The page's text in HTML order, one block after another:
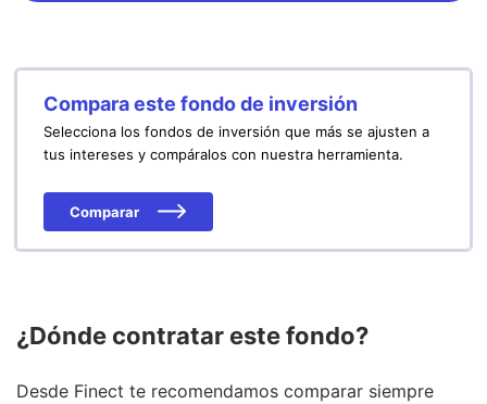
Compara este fondo de inversión
Selecciona los fondos de inversión que más se ajusten a
tus intereses y compáralos con nuestra herramienta.
Comparar
¿Dónde contratar este fondo?
Desde Finect te recomendamos comparar siempre